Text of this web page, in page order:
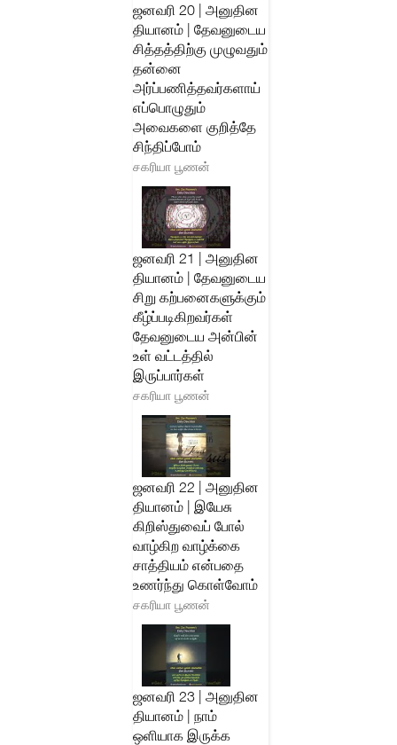
ஜனவரி 20 | அனுதின
தியானம் | தேவனுடைய
சித்தத்திற்கு முழுவதும்
தன்னை
அர்ப்பணித்தவர்களாய்
எப்பொழுதும்
அவைகளை குறித்தே
சிந்திப்போம்
சகரியா பூணன்
ஜனவரி 21 | அனுதின
தியானம் | தேவனுடைய
சிறு கற்பனைகளுக்கும்
கீழ்ப்படிகிறவர்கள்
தேவனுடைய அன்பின்
உள் வட்டத்தில்
இருப்பார்கள்
சகரியா பூணன்
ஜனவரி 22 | அனுதின
தியானம் | இயேசு
கிறிஸ்துவைப் போல்
வாழ்கிற வாழ்க்கை
சாத்தியம் என்பதை
உணர்ந்து கொள்வோம்
சகரியா பூணன்
ஜனவரி 23 | அனுதின
தியானம் | நாம்
ஒளியாக இருக்க